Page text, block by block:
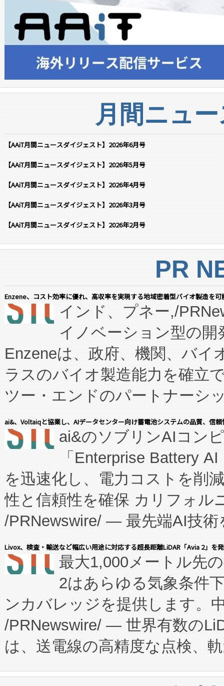
月間ニュ
【AAiT月間ニュースダイジェスト】2026年6月号
【AAiT月間ニュースダイジェスト】2026年5月号
【AAiT月間ニュースダイジェスト】2026年4月号
【AAiT月間ニュースダイジェスト】2026年3月号
【AAiT月間ニュースダイジェスト】2026年2月号
PR
Enzene、コスト効率に優れ、高収率を実現する地域密着型バイオ製造を
インド、プネー,/
イノベーション型の
Enzeneは、政府、機関、バイ
ラスのバイオ製造能力を確立
ツー・エンドのパートナーシ
表しました。 同社の実績ある
manufacturing™ (FCCM™) プ
たNeXは、バイオ医薬品製造
従来のフェッドバッチ施設の
に、患者やサプライチェーン
キー方式で拡張性が高く、持
す。FCCM‑を活用した現地生
患者にとっての費用負担を大
のアクセスを大幅に拡大する
Fully-Connected Continuous
プログラムには、施設設計・
に関する技術移転および知的
構造化トレーニングカリキュ
ai&、Voltaiqと協業し、AIデータセンター向け蓄電池システムの品質、信
ai&のソブリンAIコン
「Enterprise Battery
を迅速化し、電力コストを削
性と信頼性を確保 カリフォル
/PRNewswire/ — 最先端AI技術
会社エーアイ・アンド：本社
President原信平）と、エンタ
ードするVoltaiqは、日本にあ
ーエネルギー貯蔵システム（
た。 Voltaiq独自のAI搭載プラ
定、統合、導入、運用に至る
安全性を追跡し、確保する事
Livox、検査・輸送など幅広い用途に対応する超長距離LiDAR「Avia 2」を
最大1,000メートル先
2はあらゆる気象条件
ンカバレッジを提供します。
/PRNewswire/ — 世界有数の
は、送電線の高精度な点検、
や穀物倉庫におけるバルク材